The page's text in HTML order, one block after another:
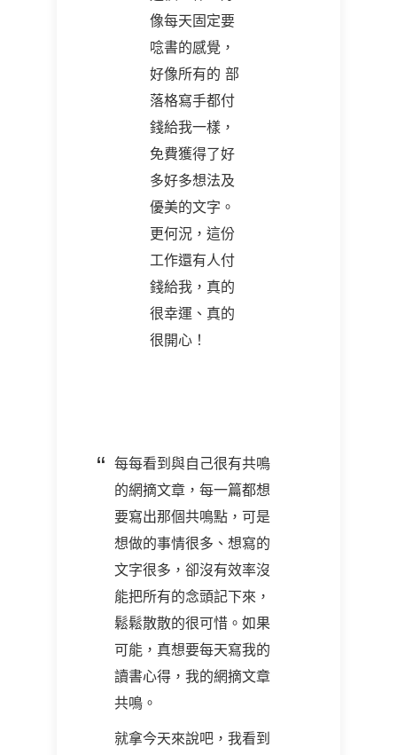
像每天固定要
唸書的感覺，
好像所有的 部
落格寫手都付
錢給我一樣，
免費獲得了好
多好多想法及
優美的文字。
更何況，這份
工作還有人付
錢給我，真的
很幸運、真的
很開心！
每每看到與自己很有共鳴
的網摘文章，每一篇都想
要寫出那個共鳴點，可是
想做的事情很多、想寫的
文字很多，卻沒有效率沒
能把所有的念頭記下來，
鬆鬆散散的很可惜。如果
可能，真想要每天寫我的
讀書心得，我的網摘文章
共鳴。
就拿今天來說吧，我看到